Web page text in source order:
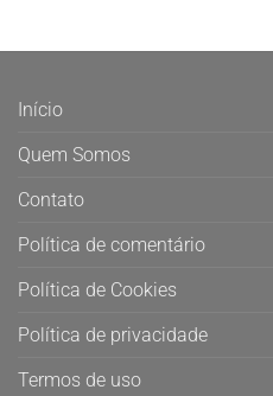
Início
Quem Somos
Contato
Política de comentário
Política de Cookies
Política de privacidade
Termos de uso